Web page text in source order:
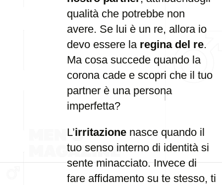
qualità che potrebbe non
avere. Se lui è un re, allora io
devo essere la regina del re.
Ma cosa succede quando la
corona cade e scopri che il tuo
partner è una persona
imperfetta?
L’irritazione nasce quando il
tuo senso interno di identità si
sente minacciato. Invece di
fare affidamento su te stesso, ti